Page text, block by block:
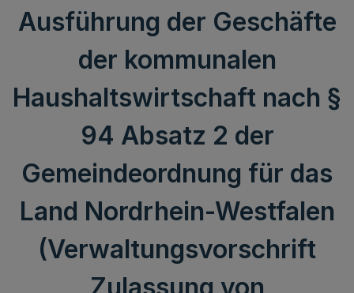
Ausführung der Geschäfte
der kommunalen
Haushaltswirtschaft nach §
94 Absatz 2 der
Gemeindeordnung für das
Land Nordrhein-Westfalen
(Verwaltungsvorschrift